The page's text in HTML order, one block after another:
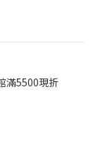
滿5500現折